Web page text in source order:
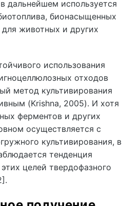
дальнейшем используется
бионасыщенных
животных и других
использования
отходов
метод культивирования
(Krishna, 2005). И хотя
ферментов и других
осуществляется с
культивирования, в
тенденция
целей твердофазного